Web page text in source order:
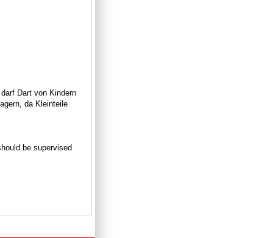
Dart von Kindern
da Kleinteile
be supervised